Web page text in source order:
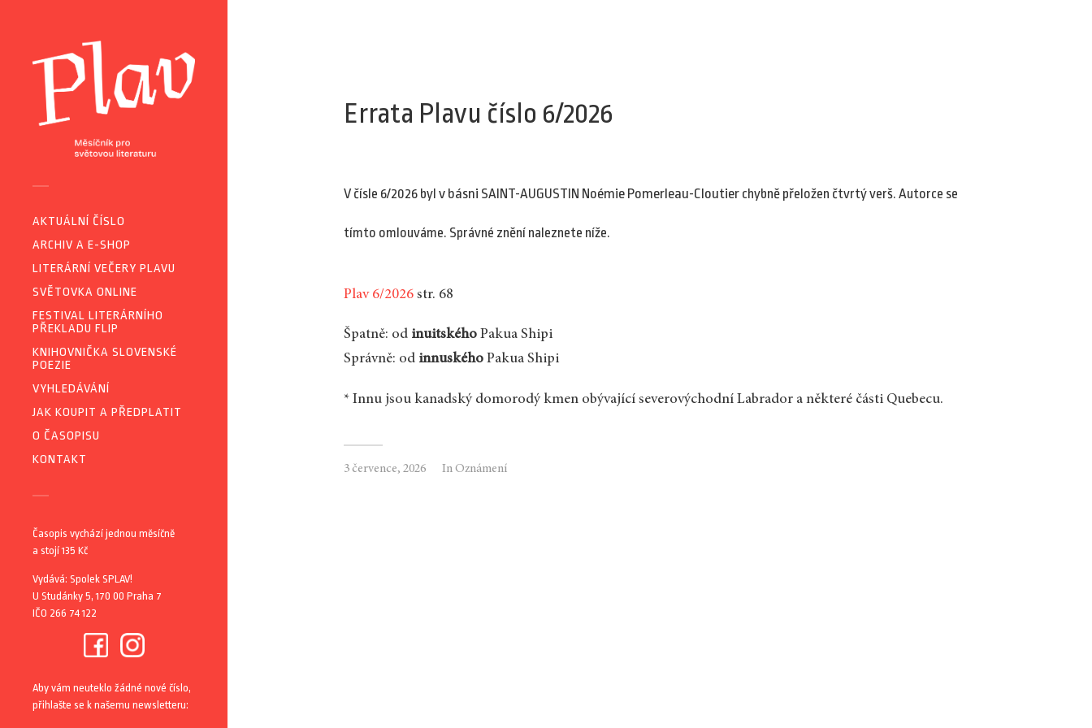
AKTUÁLNÍ ČÍSLO
ARCHIV A E-SHOP
LITERÁRNÍ VEČERY PLAVU
SVĚTOVKA ONLINE
FESTIVAL LITERÁRNÍHO
PŘEKLADU FLIP
KNIHOVNIČKA SLOVENSKÉ
POEZIE
VYHLEDÁVÁNÍ
JAK KOUPIT A PŘEDPLATIT
O ČASOPISU
KONTAKT
Časopis vychází jednou měsíčně
a stojí 135 Kč
Vydává: Spolek SPLAV!
U Studánky 5, 170 00 Praha 7
IČO 266 74 122
Aby vám neuteklo žádné nové číslo,
přihlašte se k našemu newsletteru:
Errata Plavu číslo 6/2026
V čísle 6/2026 bylv básni SAINT-AUGUSTIN Noémie Pomerleau-Cloutier chybně přeložen čtvrtý verš. Autorce se
tímto omlouváme. Správné znění naleznete níže.
Plav 6/2026 str. 68
Špatně: od inuitského Pakua Shipi
Správně: od innuského Pakua Shipi
* Innu jsou kanadský domorodý kmen obývající severovýchodní Labrador a některé části Quebecu.
3 července, 2026 InOznámení